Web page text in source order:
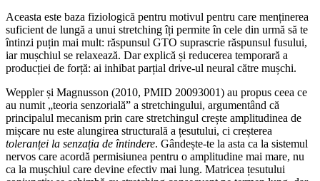
Aceasta este baza fiziologică pentru motivul pentru care menținerea
suficient de lungă a unui stretching îți permite în cele din urmă să te
întinzi puțin mai mult: răspunsul GTO suprascrie răspunsul fusului,
iar mușchiul se relaxează. Dar explică și reducerea temporară a
producției de forță: ai inhibat parțial drive-ul neural către mușchi.
Weppler și Magnusson (2010, PMID 20093001) au propus ceea ce
au numit „teoria senzorială” a stretchingului, argumentând că
principalul mecanism prin care stretchingul crește amplitudinea de
mișcare nu este alungirea structurală a țesutului, ci creșterea
toleranței la senzația de întindere. Gândește-te la asta ca la sistemul
nervos care acordă permisiunea pentru o amplitudine mai mare, nu
ca la mușchiul care devine efectiv mai lung. Matricea țesutului